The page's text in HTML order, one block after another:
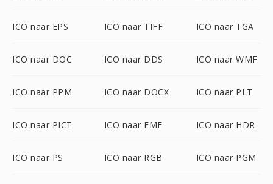
ICO naar EPS ICO naar TIFF ICO naar TGA
ICO naar DOC ICO naar DDS ICO naar WMF
ICO naar PPM ICO naar DOCX ICO naar PLT
ICO naar PICT ICO naar EMF ICO naar HDR
ICO naar PS ICO naar RGB ICO naar PGM